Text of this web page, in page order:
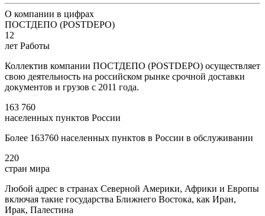
О компании в цифрах
ПОСТДЕПО (POSTDEPO)
12
лет Работы
Коллектив компании ПОСТДЕПО (POSTDEPO) осуществляет
свою деятельность на российском рынке срочной доставки
документов и грузов с 2011 года.
163 760
населенных пунктов России
Более 163760 населенных пунктов в России в обслуживании
220
стран мира
Любой адрес в странах Северной Америки, Африки и Европы
включая такие государства Ближнего Востока, как Иран,
Ирак, Палестина